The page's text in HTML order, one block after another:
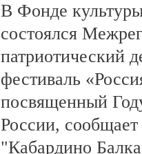
В Фонде
состоялся
патриотический
фестиваль
посвященный
России,
"Кабардино